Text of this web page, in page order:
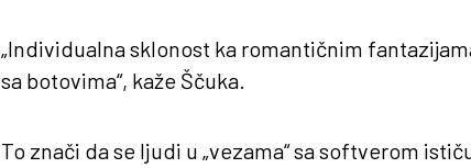
„Individualna sklonost ka romantičnim
sa botovima“, kaže Ščuka.
To znači da se ljudi u „vezama“ sa softverom